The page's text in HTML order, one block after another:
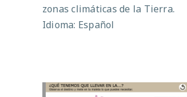
zonas climáticas de la Tierra.
Idioma: Español